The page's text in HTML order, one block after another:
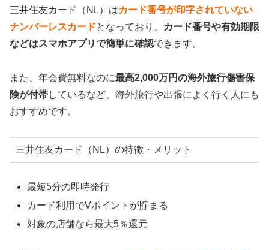
三井住友カード（NL）はカード番号が印字されていない
ナンバーレスカードとなっており、
カード番号や有効期限
などはスマホアプリで簡単に確認できます。
また、年会費無料なのに最高2,000万円の海外旅行傷害保
険が付帯しているなど、海外旅行や出張によく行く人にも
おすすめです。
三井住友カード（NL）の特徴・メリット
最短5分の即時発行
カード利用でVポイントが貯まる
対象の店舗なら最大5％還元